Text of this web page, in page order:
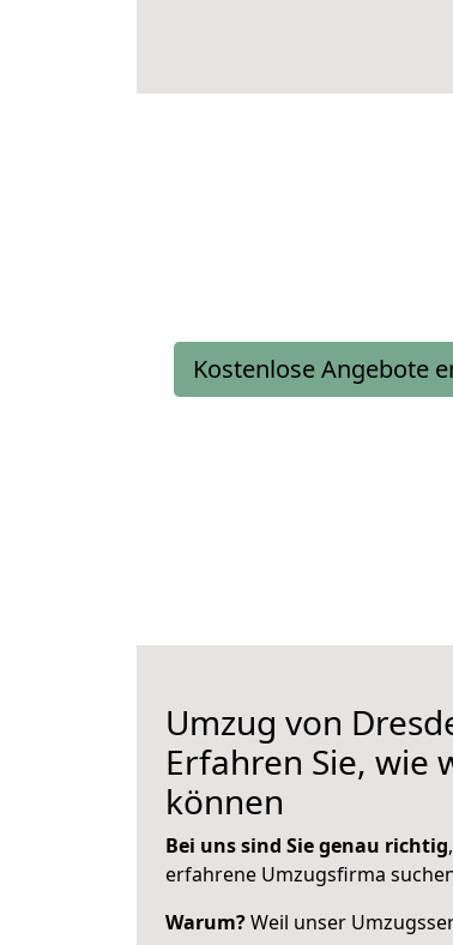
Kostenlose Angebote
Umzug von
Erfahren Sie, wie
können
Bei uns sind Sie genau richtig
erfahrene Umzugsfirma
Warum?Weil unser